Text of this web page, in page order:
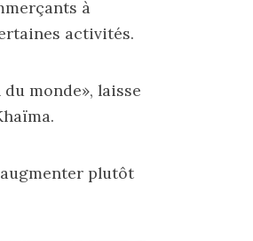
à
activités.
du monde», laisse
plutôt